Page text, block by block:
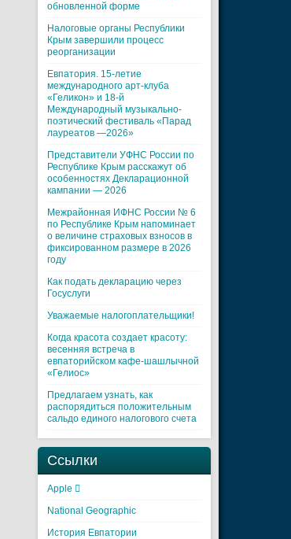
обновленной форме
Налоговые органы Республики
Крым завершили процесс
реорганизации
Евпатория. 15-летие
международного арт-клуба
«Геликон» и 18-й
Международный музыкально-
поэтический фестиваль «Парад
лауреатов —2026»
Представители УФНС России по
Республике Крым расскажут об
особенностях Декларационной
кампании — 2026
Межрайонная ИФНС России № 6
по Республике Крым напоминает
о величине страховых взносов в
фиксированном размере в 2026
году
Как подать декларацию через
Госуслуги
Уважаемые налогоплательщики!
Когда красота создает красоту:
весенняя встреча в
евпаторийском кафе-шашлычной
«Гелиос»
Предлагаем узнать, как
распорядиться положительным
сальдо единого налогового счета
Ссылки
Apple 
National Geographic
История Евпатории